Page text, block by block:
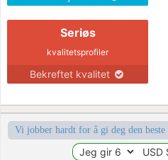
Seriøs
kvalitetsprofiler
Bekreftet kvalitet
Vi jobber hardt for å gi deg den